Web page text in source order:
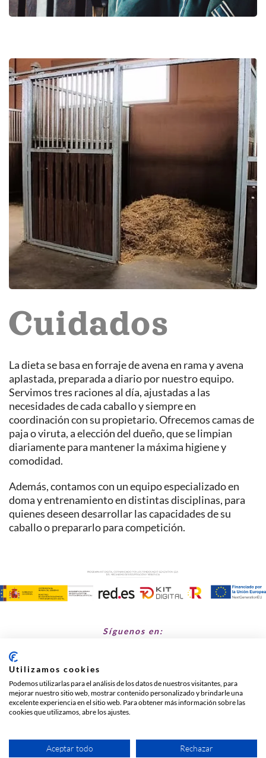
Cuidados
La dieta se basa en forraje de avena en rama y avena
aplastada, preparada a diario por nuestro equipo.
Servimos tres raciones al día, ajustadas a las
necesidades de cada caballo y siempre en
coordinación con su propietario. Ofrecemos camas de
paja o viruta, a elección del dueño, que se limpian
diariamente para mantener la máxima higiene y
comodidad.
Además, contamos con un equipo especializado en
doma y entrenamiento en distintas disciplinas, para
quienes deseen desarrollar las capacidades de su
caballo o prepararlo para competición.
Síguenos en:
Cañada de Barco Viejo s/n, Fuente el Saz de Jarama
630 740 030
hipicalosairesdejarama@gmail.com
Utilizamos cookies
Podemos utilizarlas para el análisis de los datos de nuestros visitantes, para
mejorar nuestro sitio web, mostrar contenido personalizado y brindarle una
excelente experiencia en el sitio web. Para obtener más información sobre las
cookies que utilizamos, abre los ajustes.
Aceptar todo Rechazar